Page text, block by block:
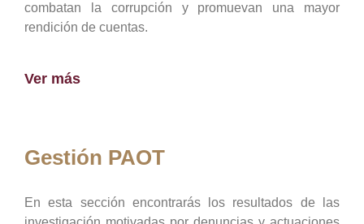
combatan la corrupción y promuevan una mayor
rendición de cuentas.
Ver más
Gestión PAOT
En esta sección encontrarás los resultados de las